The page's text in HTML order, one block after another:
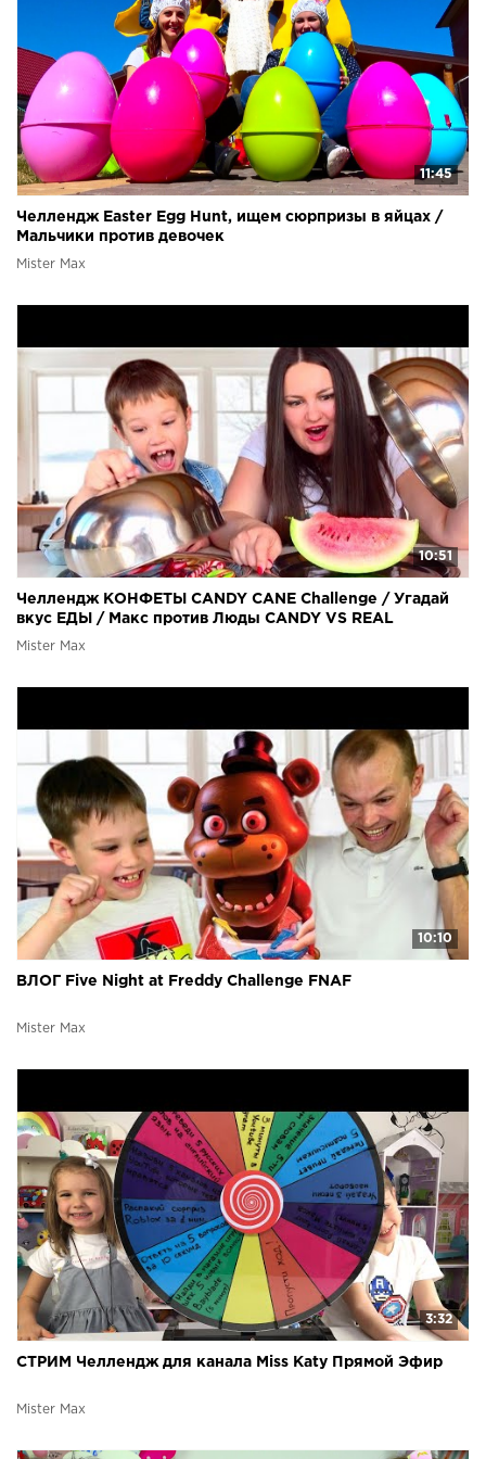
11:45
Челлендж Easter Egg Hunt, ищем сюрпризы в яйцах /
Мальчики против девочек
Mister Max
10:51
Челлендж КОНФЕТЫ CANDY CANE Challenge / Угадай
вкус ЕДЫ / Макс против Люды CANDY VS REAL
Mister Max
10:10
ВЛОГ Five Night at Freddy Challenge FNAF
Mister Max
3:32
СТРИМ Челлендж для канала Miss Katy Прямой Эфир
Mister Max